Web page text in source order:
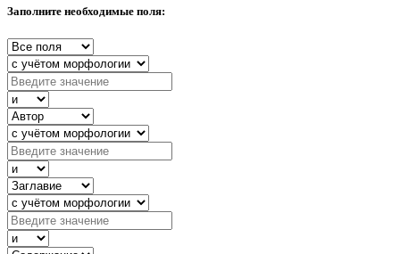
Заполните необходимые поля: